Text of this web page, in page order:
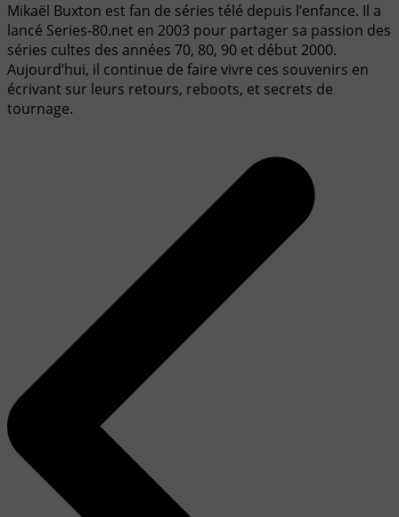
Mikaël Buxton est fan de séries télé depuis l’enfance. Il a
lancé Series-80.net en 2003 pour partager sa passion des
séries cultes des années 70, 80, 90 et début 2000.
Aujourd’hui, il continue de faire vivre ces souvenirs en
écrivant sur leurs retours, reboots, et secrets de
tournage.